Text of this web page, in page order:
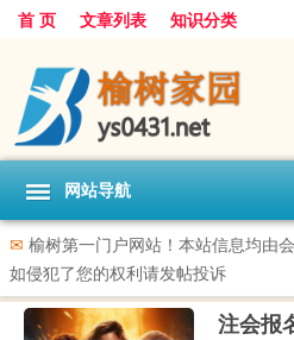
首 页 文章列表 知识分类
网站导航
✉ 榆树第一门户网站！本站信息均由
如侵犯了您的权利请发帖投诉
注会报